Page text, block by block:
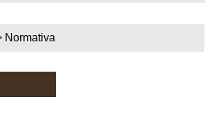
Normativa